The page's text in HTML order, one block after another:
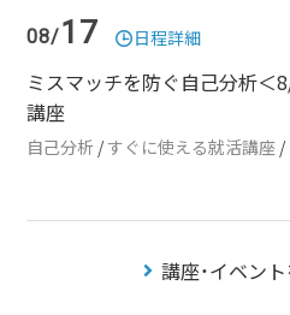
08/17 日程詳細
ミスマッチを防ぐ自己分析＜
講座
自己分析 /すぐに使える就活講座 /
講座・イベン